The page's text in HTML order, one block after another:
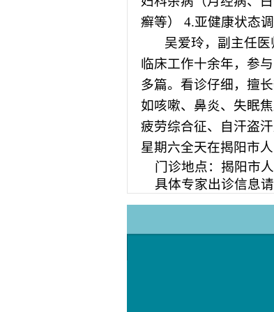
癣等） 4.亚健康状态
吴爱玲， 副主任
临床工作十余年，参
多篇。看诊仔细，擅
如咳嗽、鼻炎、失眠
疲劳综合征、自汗盗
星期六全天在揭阳市
门诊地点：揭阳市
具体专家出诊信息